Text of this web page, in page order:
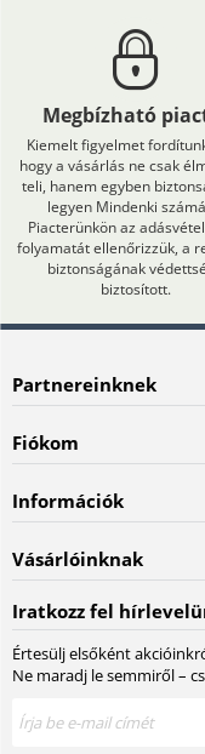
Megbízható
Kiemelt figyelmet
hogy a vásárlás ne csak
teli, hanem egyben
legyen Mindenki
Piacterünkön az
folyamatát ellenőrizzük, a
biztonságának
biztosított.
Partnereinknek
Fiókom
Információk
Vásárlóinknak
Iratkozz fel
Értesülj elsőként
Ne maradj le semmiről –